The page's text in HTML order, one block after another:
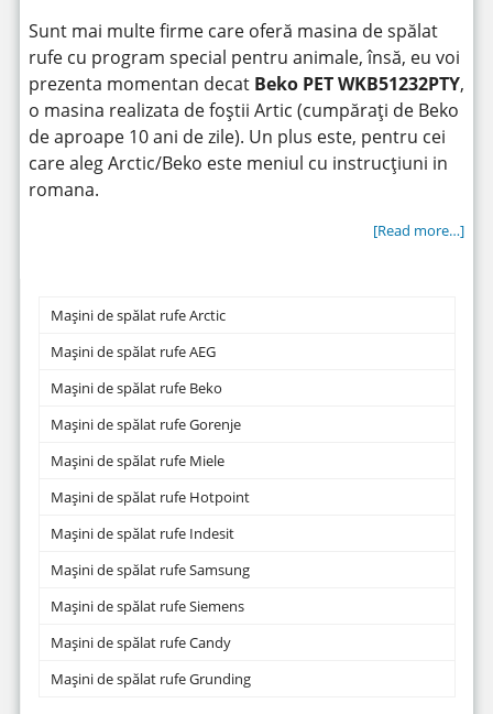
Sunt mai multe firme care oferă masina de spălat
rufe cu program special pentru animale, însă, eu voi
prezenta momentan decat Beko PET WKB51232PTY,
o masina realizata de foștii Artic (cumpărați de Beko
de aproape 10 ani de zile). Un plus este, pentru cei
care aleg Arctic/Beko este meniul cu instrucțiuni in
romana.
[Read more…]
Mașini de spălat rufe Arctic
Mașini de spălat rufe AEG
Mașini de spălat rufe Beko
Mașini de spălat rufe Gorenje
Mașini de spălat rufe Miele
Mașini de spălat rufe Hotpoint
Mașini de spălat rufe Indesit
Mașini de spălat rufe Samsung
Mașini de spălat rufe Siemens
Mașini de spălat rufe Candy
Mașini de spălat rufe Grunding